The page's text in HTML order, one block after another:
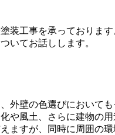
装工事を承っております
いてお話しします。
外壁の色選びにおいて
や風土、さらに建物の用
ますが、同時に周囲の